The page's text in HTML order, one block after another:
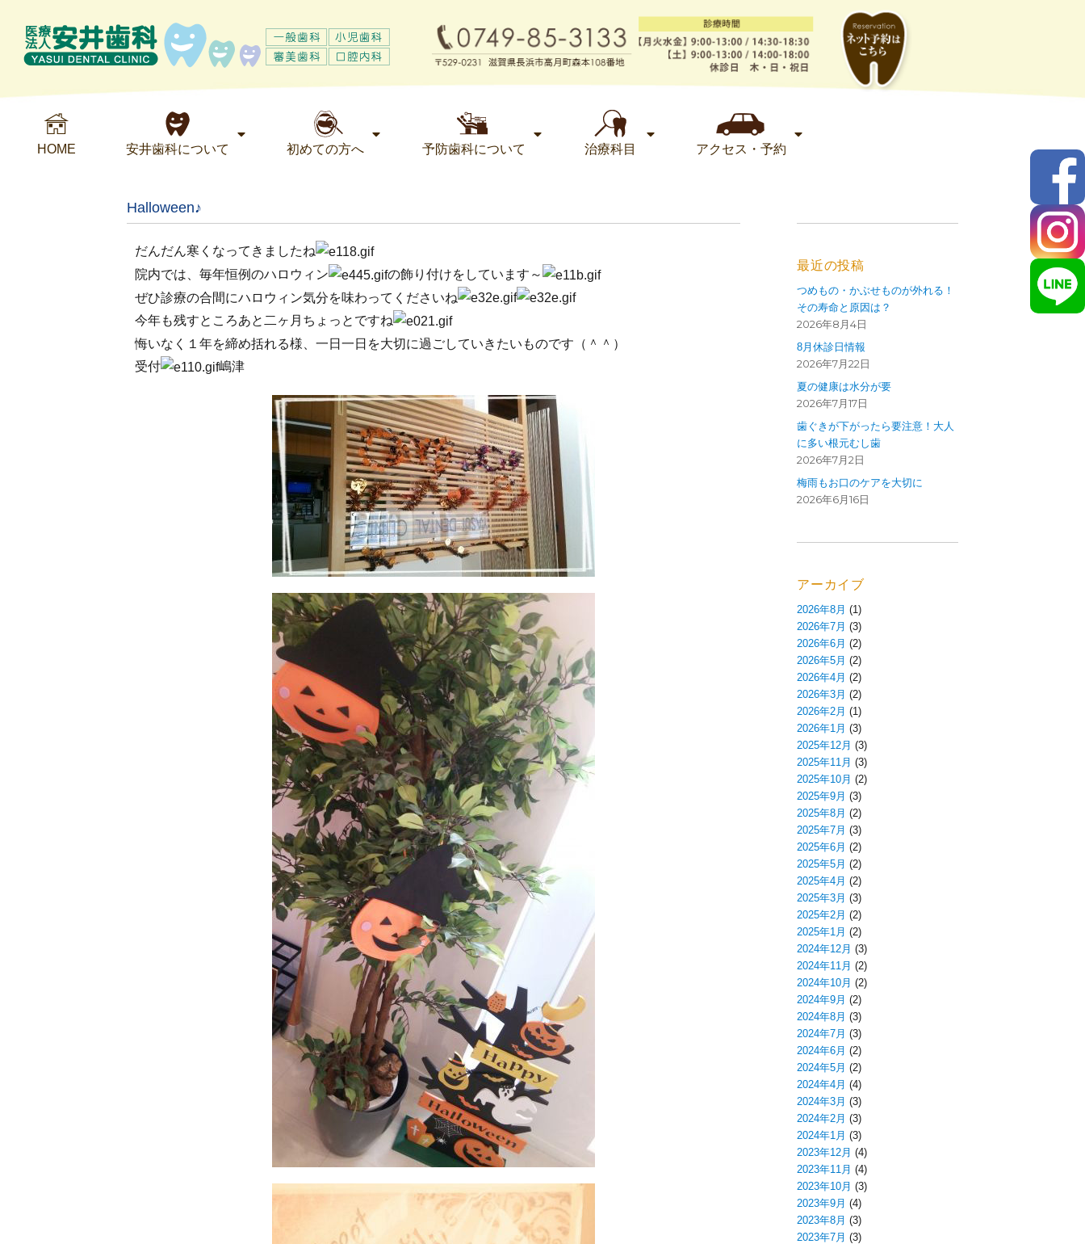
HOME 安井歯科について 初めての方へ 予防歯科について 治療科目 アクセス・予約
Halloween♪
だんだん寒くなってきましたね
院内では、毎年恒例のハロウィン
の飾り付けをしています～
ぜひ診療の合間にハロウィン気分を味わってくださいね
今年も残すところあと二ヶ月ちょっとですね
悔いなく１年を締め括れる様、一日一日を大切に過ごしていきたいものです（＾＾）
受付
嶋津
最近の投稿
つめもの・かぶせものが外れる！
その寿命と原因は？
2026年8月4日
8月休診日情報
2026年7月22日
夏の健康は水分が要
2026年7月17日
歯ぐきが下がったら要注意！大人
に多い根元むし歯
2026年7月2日
梅雨もお口のケアを大切に
2026年6月16日
アーカイブ
2026年8月 (1)
2026年7月 (3)
2026年6月 (2)
2026年5月 (2)
2026年4月 (2)
2026年3月 (2)
2026年2月 (1)
2026年1月 (3)
2025年12月 (3)
2025年11月 (3)
2025年10月 (2)
2025年9月 (3)
2025年8月 (2)
2025年7月 (3)
2025年6月 (2)
2025年5月 (2)
2025年4月 (2)
2025年3月 (3)
2025年2月 (2)
2025年1月 (2)
2024年12月 (3)
2024年11月 (2)
2024年10月 (2)
2024年9月 (2)
2024年8月 (3)
2024年7月 (3)
2024年6月 (2)
2024年5月 (2)
2024年4月 (4)
2024年3月 (3)
2024年2月 (3)
2024年1月 (3)
2023年12月 (4)
2023年11月 (4)
2023年10月 (3)
2023年9月 (4)
2023年8月 (3)
2023年7月 (3)